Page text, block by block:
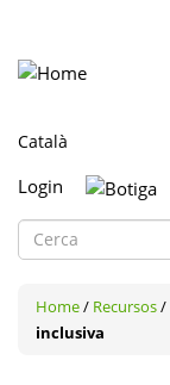
Login
Formulari
cerca
Home/ Recursos/
inclusiva